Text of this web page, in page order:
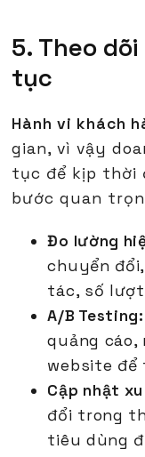
5. Theo
tục
Hành vi khách
gian, vì vậy
tục để kịp thời
bước quan
Đo lường
chuyển
tác, số lượt
A/B Testing:
quảng cáo,
website để
Cập nhật
đổi trong
tiêu dùng